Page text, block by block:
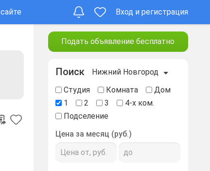
Вход и регистрация
Подать объявление бесплатно
Поиск
Нижний Новгород
Студия
Комната
Дом
1
2 3
4-х ком.
Подселение
Цена за месяц (руб.)